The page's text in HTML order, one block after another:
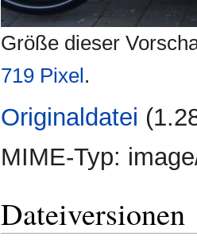
Größe dieser
719 Pixel.
Originaldatei
MIME-Typ:
Dateiversionen